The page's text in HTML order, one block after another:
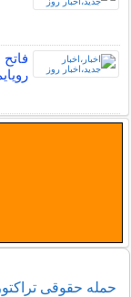
حمله حقوقی